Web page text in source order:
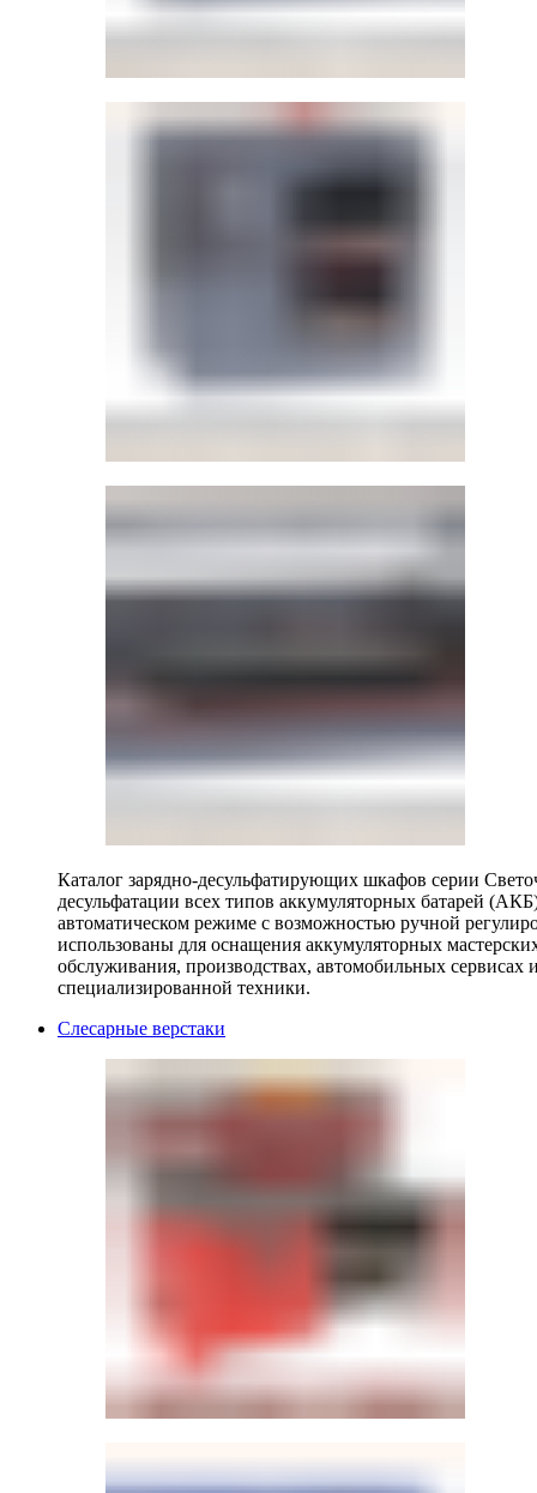
Каталог зарядно-десульфатирующих шкафов серии
десульфатации всех типов аккумуляторных батарей
автоматическом режиме с возможностью ручной
использованы для оснащения аккумуляторных
обслуживания, производствах, автомобильных
специализированной техники.
Слесарные верстаки